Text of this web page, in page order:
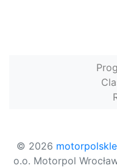
© 2026
o.o. Motorpol